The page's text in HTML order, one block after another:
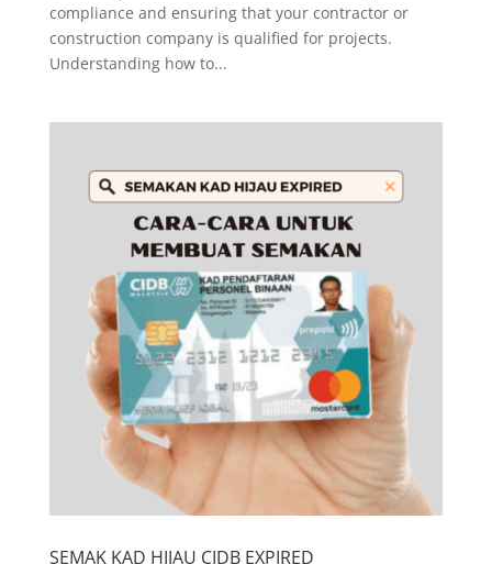
compliance and ensuring that your contractor or
construction company is qualified for projects.
Understanding how to...
SEMAK KAD HIJAU CIDB EXPIRED